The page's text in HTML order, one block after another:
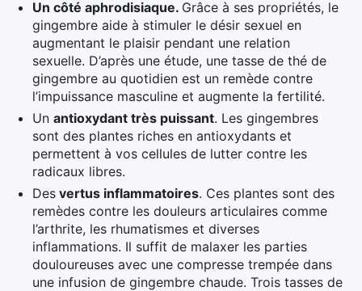
Un côté aphrodisiaque. Grâce à ses propriétés, le
gingembre aide à stimuler le désir sexuel en
augmentant le plaisir pendant une relation
sexuelle. D’après une étude, une tasse de thé de
gingembre au quotidien est un remède contre
l’impuissance masculine et augmente la fertilité.
Un antioxydant très puissant. Les gingembres
sont des plantes riches en antioxydants et
permettent à vos cellules de lutter contre les
radicaux libres.
Des vertus inflammatoires. Ces plantes sont des
remèdes contre les douleurs articulaires comme
l’arthrite, les rhumatismes et diverses
inflammations. Il suffit de malaxer les parties
douloureuses avec une compresse trempée dans
une infusion de gingembre chaude. Trois tasses de